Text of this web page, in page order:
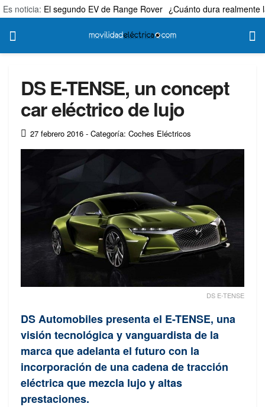
Es noticia: El segundo EV de Range Rover ¿Cuánto dura realmente
DS E-TENSE, un concept
car eléctrico de lujo
27 febrero 2016 - Categoría: Coches Eléctricos
DS E-TENSE
DS Automobiles presenta el E-TENSE, una
visión tecnológica y vanguardista de la
marca que adelanta el futuro con la
incorporación de una cadena de tracción
eléctrica que mezcla lujo y altas
prestaciones.